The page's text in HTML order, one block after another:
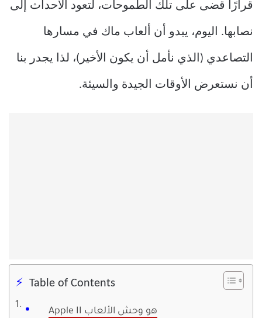
قرارًا قضى على تلك الطموحات، لتعود الأحداث إلى
نصابها. اليوم، يبدو أن ألعاب ماك في مسارها
التصاعدي (الذي نأمل أن يكون الأخير)، لذا يجدر بنا
أن نستعرض الأوقات الجيدة والسيئة.
Table of Contents
Apple II هو وحش الألعاب